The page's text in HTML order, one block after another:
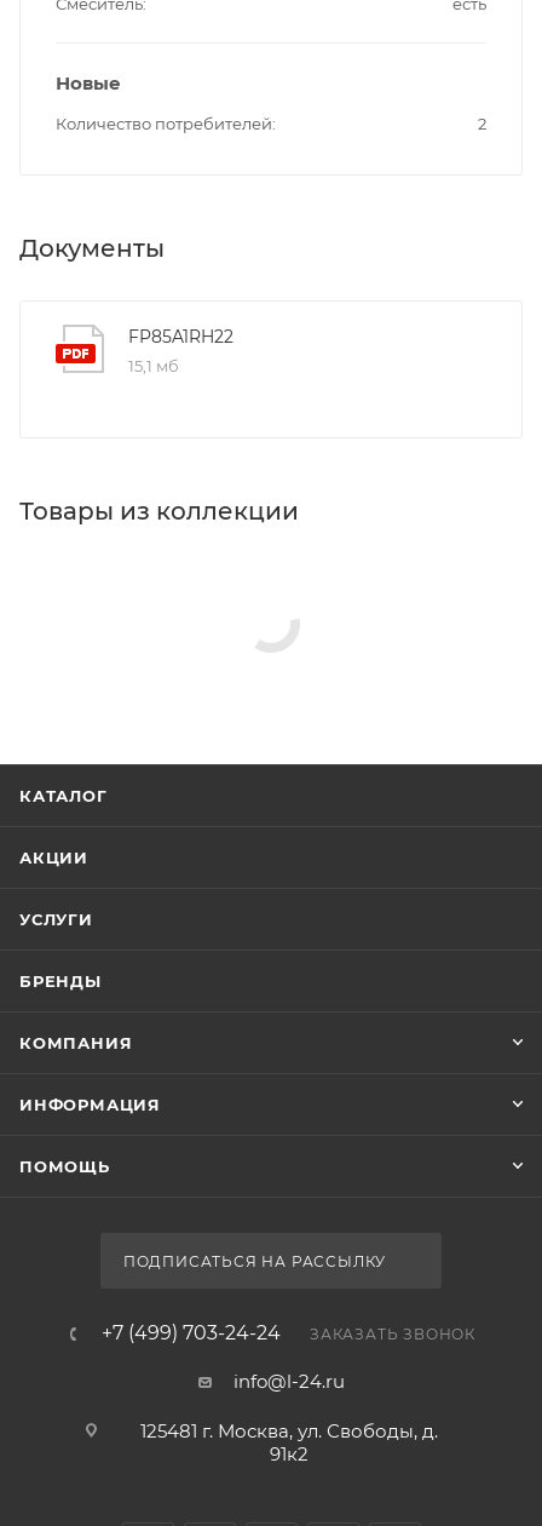
Новые
Количество потребителей 2
Документы
FP85A1RH22
15,1 мб
Товары из коллекции
КАТАЛОГ
АКЦИИ
УСЛУГИ
БРЕНДЫ
КОМПАНИЯ
ИНФОРМАЦИЯ
ПОМОЩЬ
ПОДПИСАТЬСЯ НА РАССЫЛКУ
+7 (499) 703-24-24 ЗАКАЗАТЬ ЗВОНОК
info@l-24.ru
125481 г. Москва, ул. Свободы, д.
91к2